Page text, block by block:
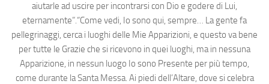
aiutarle ad uscire per incontrarsi con Dio e godere di Lui,
eternamente”.“Come vedi, Io sono qui, sempre… La gente fa
pellegrinaggi, cerca i luoghi delle Mie Apparizioni, e questo va bene
per tutte le Grazie che si ricevono in quei luoghi, ma in nessuna
Apparizione, in nessun luogo Io sono Presente per più tempo,
come durante la Santa Messa. Ai piedi dell’Altare, dove si celebra